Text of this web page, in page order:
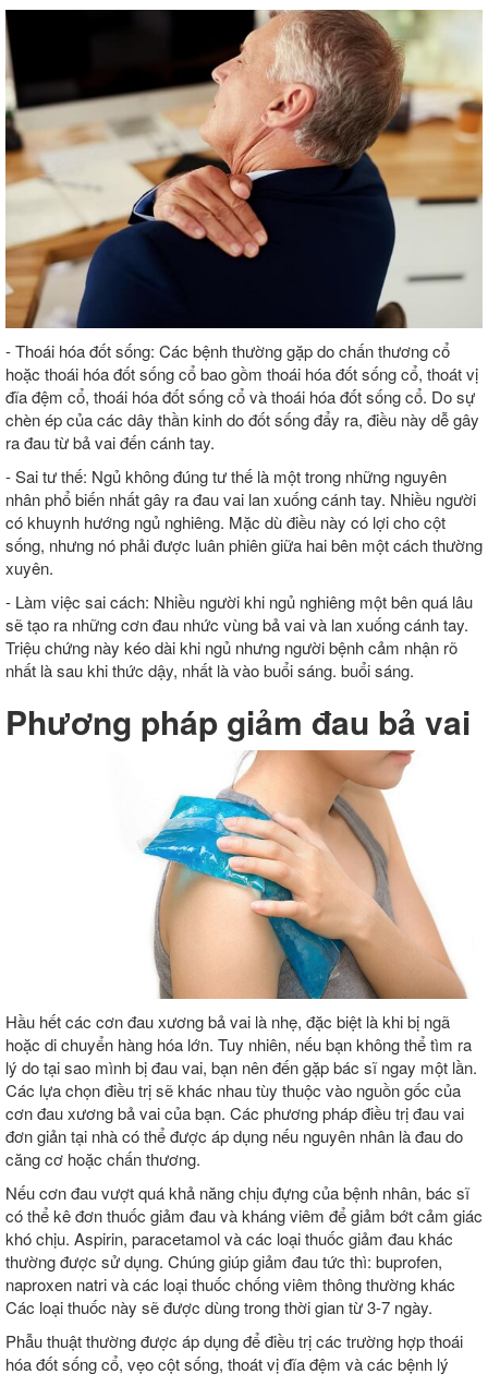
- Thoái hóa đốt sống: Các bệnh thường gặp do chấn thương cổ
hoặc thoái hóa đốt sống cổ bao gồm thoái hóa đốt sống cổ, thoát vị
đĩa đệm cổ, thoái hóa đốt sống cổ và thoái hóa đốt sống cổ. Do sự
chèn ép của các dây thần kinh do đốt sống đẩy ra, điều này dễ gây
ra đau từ bả vai đến cánh tay.
- Sai tư thế: Ngủ không đúng tư thế là một trong những nguyên
nhân phổ biến nhất gây ra đau vai lan xuống cánh tay. Nhiều người
có khuynh hướng ngủ nghiêng. Mặc dù điều này có lợi cho cột
sống, nhưng nó phải được luân phiên giữa hai bên một cách thường
xuyên.
- Làm việc sai cách: Nhiều người khi ngủ nghiêng một bên quá lâu
sẽ tạo ra những cơn đau nhức vùng bả vai và lan xuống cánh tay.
Triệu chứng này kéo dài khi ngủ nhưng người bệnh cảm nhận rõ
nhất là sau khi thức dậy, nhất là vào buổi sáng. buổi sáng.
Phương pháp giảm đau bả vai
Hầu hết các cơn đau xương bả vai là nhẹ, đặc biệt là khi bị ngã
hoặc di chuyển hàng hóa lớn. Tuy nhiên, nếu bạn không thể tìm ra
lý do tại sao mình bị đau vai, bạn nên đến gặp bác sĩ ngay một lần.
Các lựa chọn điều trị sẽ khác nhau tùy thuộc vào nguồn gốc của
cơn đau xương bả vai của bạn. Các phương pháp điều trị đau vai
đơn giản tại nhà có thể được áp dụng nếu nguyên nhân là đau do
căng cơ hoặc chấn thương.
Nếu cơn đau vượt quá khả năng chịu đựng của bệnh nhân, bác sĩ
có thể kê đơn thuốc giảm đau và kháng viêm để giảm bớt cảm giác
khó chịu. Aspirin, paracetamol và các loại thuốc giảm đau khác
thường được sử dụng. Chúng giúp giảm đau tức thì: buprofen,
naproxen natri và các loại thuốc chống viêm thông thường khác
Các loại thuốc này sẽ được dùng trong thời gian từ 3-7 ngày.
Phẫu thuật thường được áp dụng để điều trị các trường hợp thoái
hóa đốt sống cổ, vẹo cột sống, thoát vị đĩa đệm và các bệnh lý